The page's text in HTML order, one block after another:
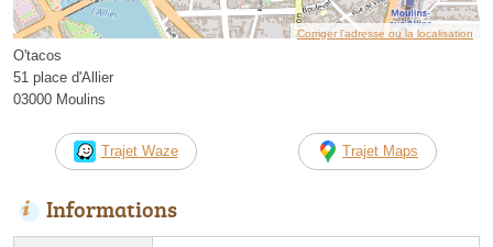
Corriger l’adresse ou la localisation
O'tacos
51 place d'Allier
03000 Moulins
Trajet Waze Trajet Maps
Informations